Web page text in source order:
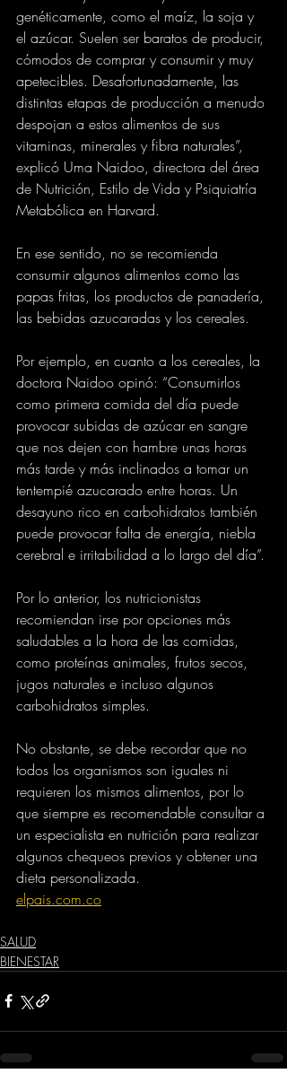
genéticamente, como el maíz, la soja y
el azúcar. Suelen ser baratos de producir,
cómodos de comprar y consumir y muy
apetecibles. Desafortunadamente, las
distintas etapas de producción a menudo
despojan a estos alimentos de sus
vitaminas, minerales y fibra naturales”,
explicó Uma Naidoo, directora del área
de Nutrición, Estilo de Vida y Psiquiatría
Metabólica en Harvard.
En ese sentido, no se recomienda
consumir algunos alimentos como las
papas fritas, los productos de panadería,
las bebidas azucaradas y los cereales.
Por ejemplo, en cuanto a los cereales, la
doctora Naidoo opinó: “Consumirlos
como primera comida del día puede
provocar subidas de azúcar en sangre
que nos dejen con hambre unas horas
más tarde y más inclinados a tomar un
tentempié azucarado entre horas. Un
desayuno rico en carbohidratos también
puede provocar falta de energía, niebla
cerebral e irritabilidad a lo largo del día”.
Por lo anterior, los nutricionistas
recomiendan irse por opciones más
saludables a la hora de las comidas,
como proteínas animales, frutos secos,
jugos naturales e incluso algunos
carbohidratos simples.
No obstante, se debe recordar que no
todos los organismos son iguales ni
requieren los mismos alimentos, por lo
que siempre es recomendable consultar a
un especialista en nutrición para realizar
algunos chequeos previos y obtener una
dieta personalizada.
elpais.com.co
SALUD
BIENESTAR